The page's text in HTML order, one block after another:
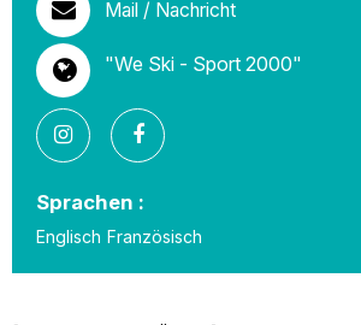
Mail / Nachricht
"We Ski - Sport 2000"
Sprachen :
Englisch Französisch